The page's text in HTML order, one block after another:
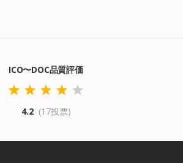
ICO〜DOC品質評価
4.2 (17投票)